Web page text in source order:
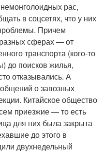
рас,
в соцсетях, что у них
Причем
сферах — от
транспорта (кого-то
до поисков жилья,
отказывались. А
о завозных
Китайское общество
приезжие — то есть
для них была закрыта
до этого в
двухнедельный